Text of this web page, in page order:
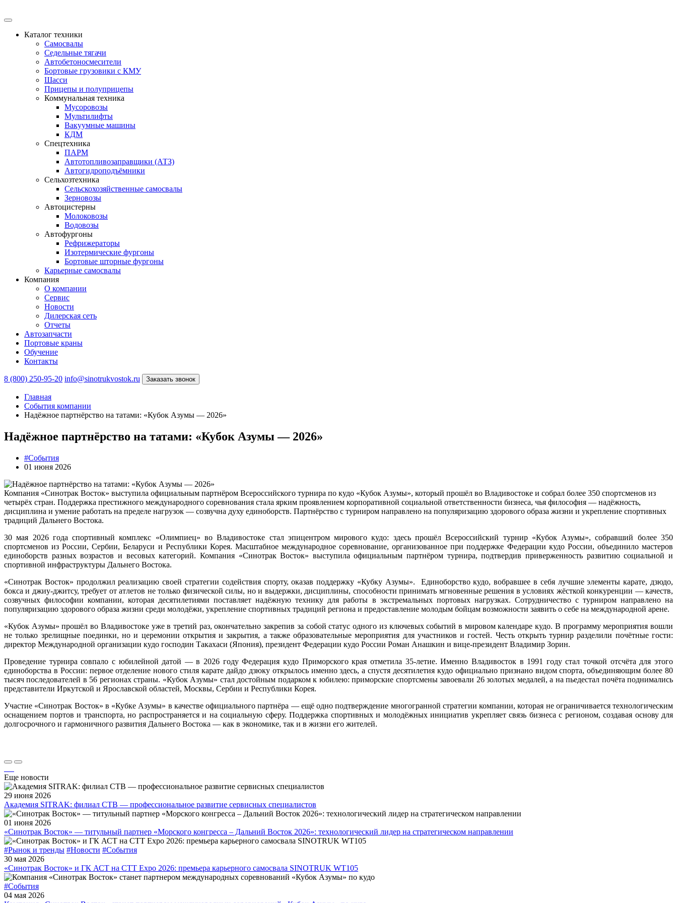
Каталог техники
Самосвалы
Седельные тягачи
Автобетоносмесители
Бортовые грузовики с КМУ
Шасси
Прицепы и полуприцепы
Коммунальная техника
Мусоровозы
Мультилифты
Вакуумные машины
КДМ
Спецтехника
ПАРМ
Автотопливозаправщики (АТЗ)
Автогидроподъёмники
Сельхозтехника
Сельскохозяйственные самосвалы
Зерновозы
Автоцистерны
Молоковозы
Водовозы
Автофургоны
Рефрижераторы
Изотермические фургоны
Бортовые шторные фургоны
Карьерные самосвалы
Компания
О компании
Сервис
Новости
Дилерская сеть
Отчеты
Автозапчасти
Портовые краны
Обучение
Контакты
8 (800) 250-95-20 info@sinotrukvostok.ru Заказать звонок
Главная
События компании
Надёжное партнёрство на татами: «Кубок Азумы — 2026»
Надёжное партнёрство на татами: «Кубок Азумы — 2026»
#События
01 июня 2026
Компания «Синотрак Восток» выступила официальным партнёром Всероссийского турнира по кудо «Кубок Азумы», который прошёл во Владивостоке и собрал более 350 спортсменов из
четырёх стран. Поддержка престижного международного соревнования стала ярким проявлением корпоративной социальной ответственности бизнеса, чья философия — надёжность,
дисциплина и умение работать на пределе нагрузок — созвучна духу единоборств. Партнёрство с турниром направлено на популяризацию здорового образа жизни и укрепление спортивных
традиций Дальнего Востока.
30 мая 2026 года спортивный комплекс «Олимпиец» во Владивостоке стал эпицентром мирового кудо: здесь прошёл Всероссийский турнир «Кубок Азумы», собравший более 350
спортсменов из России, Сербии, Беларуси и Республики Корея. Масштабное международное соревнование, организованное при поддержке Федерации кудо России, объединило мастеров
единоборств разных возрастов и весовых категорий. Компания «Синотрак Восток» выступила официальным партнёром турнира, подтвердив приверженность развитию социальной и
спортивной инфраструктуры Дальнего Востока.
«Синотрак Восток» продолжил реализацию своей стратегии содействия спорту, оказав поддержку «Кубку Азумы». Единоборство кудо, вобравшее в себя лучшие элементы карате, дзюдо,
бокса и джиу-джитсу, требует от атлетов не только физической силы, но и выдержки, дисциплины, способности принимать мгновенные решения в условиях жёсткой конкуренции — качеств,
созвучных философии компании, которая десятилетиями поставляет надёжную технику для работы в экстремальных портовых нагрузках. Сотрудничество с турниром направлено на
популяризацию здорового образа жизни среди молодёжи, укрепление спортивных традиций региона и предоставление молодым бойцам возможности заявить о себе на международной арене.
«Кубок Азумы» прошёл во Владивостоке уже в третий раз, окончательно закрепив за собой статус одного из ключевых событий в мировом календаре кудо. В программу мероприятия вошли
не только зрелищные поединки, но и церемонии открытия и закрытия, а также образовательные мероприятия для участников и гостей. Честь открыть турнир разделили почётные гости:
директор Международной организации кудо господин Такахаси (Япония), президент Федерации кудо России Роман Анашкин и вице-президент Владимир Зорин.
Проведение турнира совпало с юбилейной датой — в 2026 году Федерация кудо Приморского края отметила 35-летие. Именно Владивосток в 1991 году стал точкой отсчёта для этого
единоборства в России: первое отделение нового стиля карате дайдо дзюку открылось именно здесь, а спустя десятилетия кудо официально признано видом спорта, объединяющим более 80
тысяч последователей в 56 регионах страны. «Кубок Азумы» стал достойным подарком к юбилею: приморские спортсмены завоевали 26 золотых медалей, а на пьедестал почёта поднимались
представители Иркутской и Ярославской областей, Москвы, Сербии и Республики Корея.
Участие «Синотрак Восток» в «Кубке Азумы» в качестве официального партнёра — ещё одно подтверждение многогранной стратегии компании, которая не ограничивается технологическим
оснащением портов и транспорта, но распространяется и на социальную сферу. Поддержка спортивных и молодёжных инициатив укрепляет связь бизнеса с регионом, создавая основу для
долгосрочного и гармоничного развития Дальнего Востока — как в экономике, так и в жизни его жителей.
Еще новости
29 июня 2026
Академия SITRAK: филиал СТВ — профессиональное развитие сервисных специалистов
01 июня 2026
«Синотрак Восток» — титульный партнер «Морского конгресса – Дальний Восток 2026»: технологический лидер на стратегическом направлении
#Рынок и тренды #Новости #События
30 мая 2026
«Синотрак Восток» и ГК АСТ на СТТ Expo 2026: премьера карьерного самосвала SINOTRUK WT105
#События
04 мая 2026